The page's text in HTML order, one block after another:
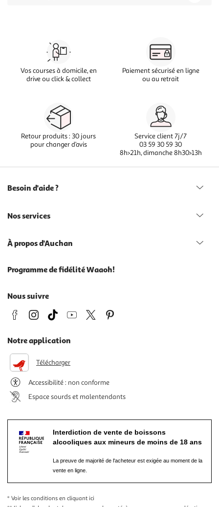
Vos courses à domicile, en
drive ou click & collect
Paiement sécurisé en ligne
ou au retrait
Retour produits : 30 jours
pour changer d’avis
Service client 7j/7
03 59 30 59 30
8h>21h, dimanche 8h30>13h
Besoin d'aide ?
Nos services
À propos d'Auchan
Programme de fidélité Waaoh!
Nous suivre
Notre application
Télécharger
Accessibilité : non conforme
Espace sourds et malentendants
Interdiction de vente de boissons
alcooliques aux mineurs de moins de 18 ans
La preuve de majorité de l'acheteur est exigée au moment de la
vente en ligne.
* Voir les conditions en cliquant ici